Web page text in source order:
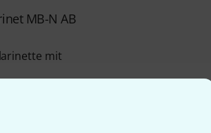
MB-N AB
mit